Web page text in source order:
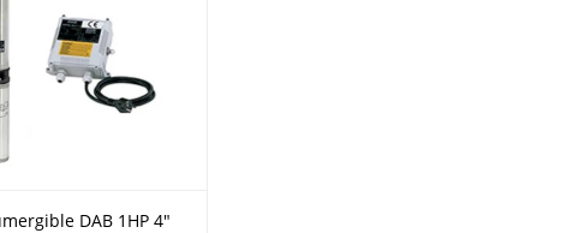
DAB 1HP 4"